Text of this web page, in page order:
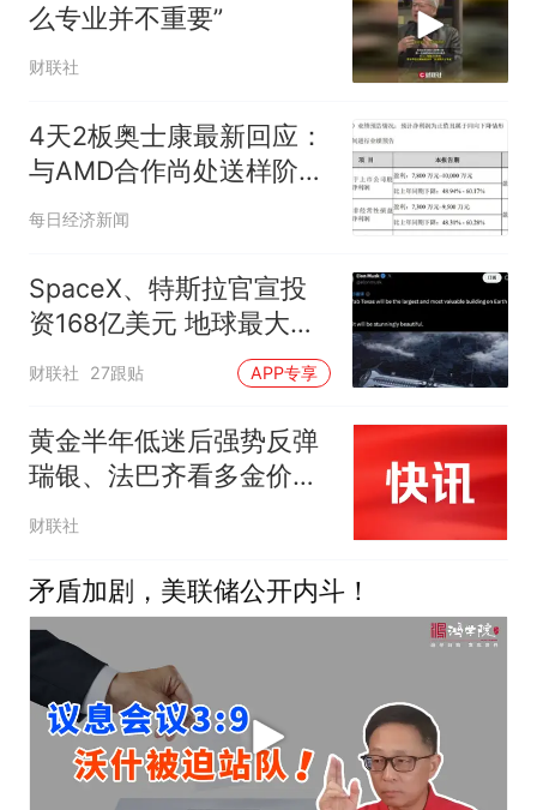
么专业并不重要”
财联社
4天2板奥士康最新回应：
与AMD合作尚处送样阶
段，未与英伟达、谷歌开
每日经济新闻
SpaceX、特斯拉官宣投
资168亿美元 地球最大芯
片厂有新进展
财联社 27跟贴 APP专享
黄金半年低迷后强势反弹
瑞银、法巴齐看多金价冲
击5000美元
财联社
矛盾加剧，美联储公开内斗！